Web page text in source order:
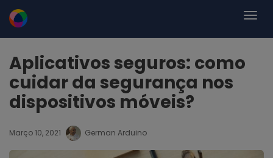
Aplicativos seguros: como
cuidar da segurança nos
dispositivos móveis?
Março 10, 2021 German Arduino